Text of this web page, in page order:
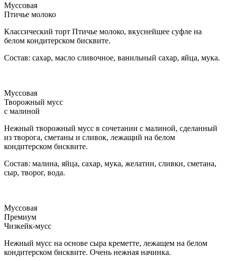
Муссовая
Птичье молоко
Классический торт Птичье молоко, вкуснейшее суфле на
белом кондитерском бисквите.
Состав: сахар, масло сливочное, ванильный сахар, яйца, мука.
Муссовая
Творожный мусс
с малиной
Нежный творожный мусс в сочетании с малиной, сделанный
из творога, сметаны и сливок, лежащий на белом
кондитерском бисквите.
Состав: малина, яйца, сахар, мука, желатин, сливки, сметана,
сыр, творог, вода.
Муссовая
Премиум
Чизкейк-мусс
Нежный мусс на основе сыра креметте, лежащем на белом
кондитерском бисквите. Очень нежная начинка.